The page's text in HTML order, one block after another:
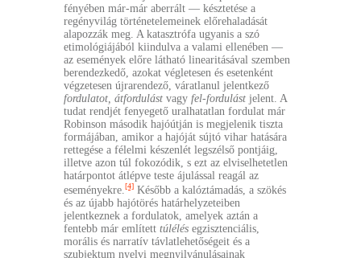
fényében már-már aberrált — késztetése a
regényvilág történetelemeinek előrehaladását
alapozzák meg. A katasztrófa ugyanis a szó
etimológiájából kiindulva a valami ellenében —
az események előre látható linearitásával szemben
berendezkedő, azokat végletesen és esetenként
végzetesen újrarendező, váratlanul jelentkező
fordulatot, átfordulást vagy fel-fordulást jelent. A
tudat rendjét fenyegető uralhatatlan fordulat már
Robinson második hajóútján is megjelenik tiszta
formájában, amikor a hajóját sújtó vihar hatására
rettegése a félelmi készenlét legszélső pontjáig,
illetve azon túl fokozódik, s ezt az elviselhetetlen
határpontot átlépve teste ájulással reagál az
eseményekre. [4] Később a kalóztámadás, a szökés
és az újabb hajótörés határhelyzeteiben
jelentkeznek a fordulatok, amelyek aztán a
fentebb már említett túlélés egzisztenciális,
morális és narratív távlatlehetőségeit és a
szubjektum nyelvi megnyilvánulásainak